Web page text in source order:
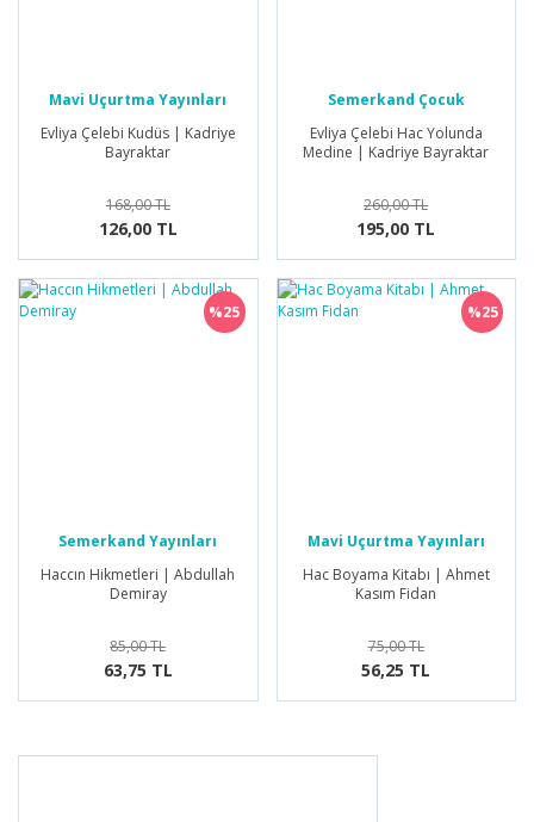
Mavi Uçurtma Yayınları
Evliya Çelebi Kudüs | Kadriye
Bayraktar
168,00 TL
126,00 TL
Semerkand Çocuk
Yayınları
Evliya Çelebi Hac Yolunda
Medine | Kadriye Bayraktar
260,00 TL
195,00 TL
%25
Semerkand Yayınları
Haccın Hikmetleri | Abdullah
Demiray
85,00 TL
63,75 TL
%25
Mavi Uçurtma Yayınları
Hac Boyama Kitabı | Ahmet
Kasım Fidan
75,00 TL
56,25 TL